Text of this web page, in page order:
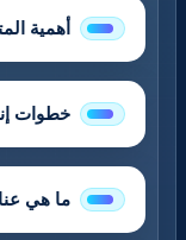
أهمية
خطوات
ما هي